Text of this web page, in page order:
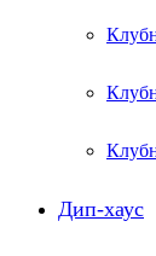
Дип-хаус